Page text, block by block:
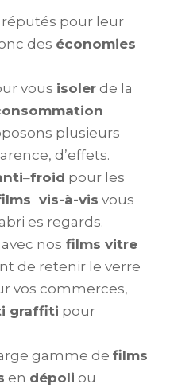
réputés pour leur
des économies
vous isoler de la
plusieurs
d’effets.
–froid pour les
vis-à-vis vous
es regards.
nos films vitre
de retenir le verre
vos commerces,
graffiti pour
gamme de films
en dépoli ou